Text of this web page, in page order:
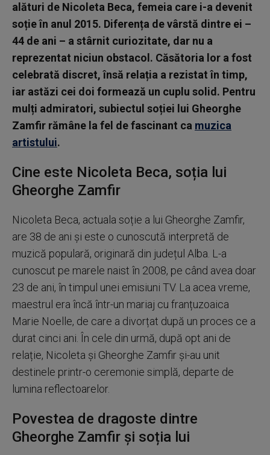
alături de Nicoleta Beca, femeia care i-a devenit
soție în anul 2015. Diferența de vârstă dintre ei –
44 de ani – a stârnit curiozitate, dar nu a
reprezentat niciun obstacol. Căsătoria lor a fost
celebrată discret, însă relația a rezistat în timp,
iar astăzi cei doi formează un cuplu solid. Pentru
mulți admiratori, subiectul soției lui Gheorghe
Zamfir rămâne la fel de fascinant ca muzica
artistului.
Cine este Nicoleta Beca, soția lui
Gheorghe Zamfir
Nicoleta Beca, actuala soție a lui Gheorghe Zamfir,
are 38 de ani și este o cunoscută interpretă de
muzică populară, originară din județul Alba. L-a
cunoscut pe marele naist în 2008, pe când avea doar
23 de ani, în timpul unei emisiuni TV. La acea vreme,
maestrul era încă într-un mariaj cu franțuzoaica
Marie Noelle, de care a divorțat după un proces ce a
durat cinci ani. În cele din urmă, după opt ani de
relație, Nicoleta și Gheorghe Zamfir și-au unit
destinele printr-o ceremonie simplă, departe de
lumina reflectoarelor.
Povestea de dragoste dintre
Gheorghe Zamfir și soția lui